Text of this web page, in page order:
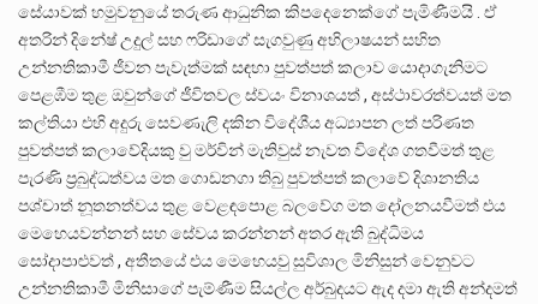
සේයාවක් හමුවනුයේ තරුණ ආධුනික කිපදෙනෙක්ගේ පැමිණීමයි . ඒ
අතරින් දිනේෂ් උදුල් සහ ෆරිඩාගේ සැගවුණු අභිලාෂයන් සහිත
උන්නතිකාමී ජීවන පැවැත්මක් සඳහා පුවත්පත් කලාව යොදාගැනිමට
පෙළඹීම තුළ ඔවුන්ගේ ජීවිතවල ස්වයං විනාශයත් , අස්ථාවරත්වයත් මත
කල්තියා එහි අදුරු සෙවණැලි දකින විදේශීය අධ්‍යාපන ලත් පරිණත
පුවත්පත් කලාවේදියකු වු මර්වින් මැතිවුස් නැවත විදේශ ගතවීමත් තුළ
පැරණි ප්‍රබුද්ධත්වය මත ගොඩනගා තිබු පුවත්පත් කලාවේ දිශානතිය
පශ්චාත් නූතනත්වය තුළ වෙළඳපොළ බලවේග මත දෝලනයවීමත් එය
මෙහෙයවන්නන් සහ සේවය කරන්නන් අතර ඇති බුද්ධිමය
සෝදාපාළුවත් , අතීතයේ එය මෙහෙයවු සුවිශාල මිනිසුන් වෙනුවට
උන්නතිකාමී මිනිසාගේ පැම්ණීම සියල්ල අර්බුදයට ඇද දමා ඇති අන්දමත්